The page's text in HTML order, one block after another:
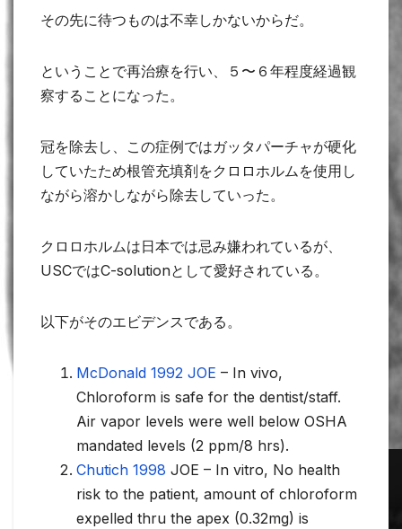
その先に待つものは不幸しかないからだ。
ということで再治療を行い、５〜６年程度経過観
察することになった。
冠を除去し、この症例ではガッタパーチャが硬化
していたため根管充填剤をクロロホルムを使用し
ながら溶かしながら除去していった。
クロロホルムは日本では忌み嫌われているが、
USCではC-solutionとして愛好されている。
以下がそのエビデンスである。
McDonald 1992 JOE – In vivo,
Chloroform is safe for the dentist/staff.
Air vapor levels were well below OSHA
mandated levels (2 ppm/8 hrs).
Chutich 1998 JOE – In vitro, No health
risk to the patient, amount of chloroform
expelled thru the apex (0.32mg) is